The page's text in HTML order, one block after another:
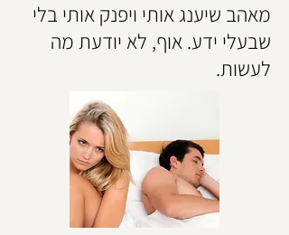
מאהב שיענג אותי ויפנק אותי בלי
שבעלי ידע. אוף, לא יודעת מה
לעשות.